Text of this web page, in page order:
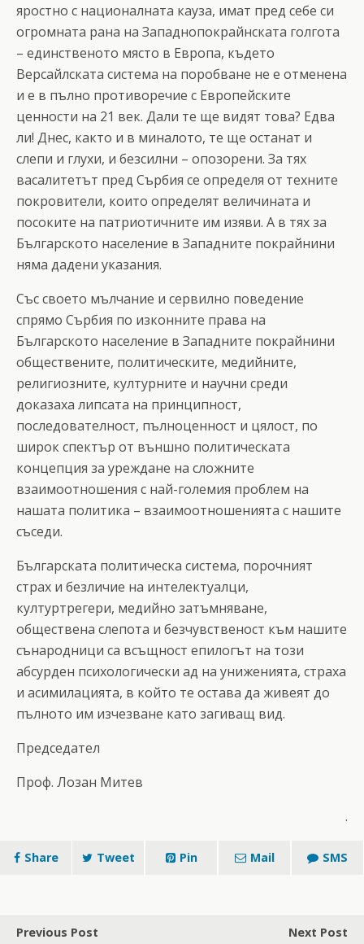
яростно с националната кауза, имат пред себе си
огромната рана на Западнопокрайнската голгота
– единственото място в Европа, където
Версайлската система на поробване не е отменена
и е в пълно противоречие с Европейските
ценности на 21 век. Дали те ще видят това? Едва
ли! Днес, както и в миналото, те ще останат и
слепи и глухи, и безсилни – опозорени. За тях
васалитетът пред Сърбия се определя от техните
покровители, които определят величината и
посоките на патриотичните им изяви. А в тях за
Българското население в Западните покрайнини
няма дадени указания.
Със своето мълчание и сервилно поведение
спрямо Сърбия по изконните права на
Българското население в Западните покрайнини
обществените, политическите, медийните,
религиозните, културните и научни среди
доказаха липсата на принципност,
последователност, пълноценност и цялост, по
широк спектър от външно политическата
концепция за уреждане на сложните
взаимоотношения с най-големия проблем на
нашата политика – взаимоотношенията с нашите
съседи.
Българската политическа система, порочният
страх и безличие на интелектуалци,
културтрегери, медийно затъмняване,
обществена слепота и безчувственост към нашите
сънародници са всъщност епилогът на този
абсурден психологически ад на униженията, страха
и асимилацията, в който те остава да живеят до
пълното им изчезване като загиващ вид.
Председател
Проф. Лозан Митев
.
Share Tweet Pin Mail SMS
Previous Post
Next Post